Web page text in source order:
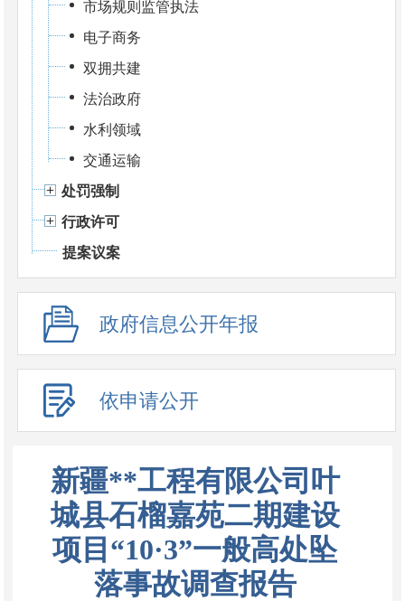
市场规则监管执法
电子商务
双拥共建
法治政府
水利领域
交通运输
处罚强制
行政许可
提案议案
政府信息公开年报
依申请公开
新疆**工程有限公司叶
城县石榴嘉苑二期建设
项目“10·3”一般高处坠
落事故调查报告